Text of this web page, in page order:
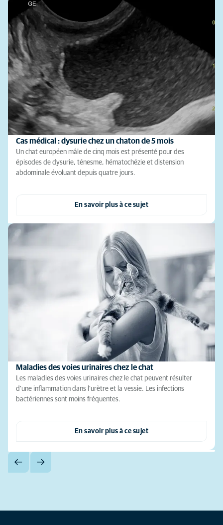
Cas médical : dysurie chez un chaton de 5 mois
Un chat européen mâle de cinq mois est présenté pour des
épisodes de dysurie, ténesme, hématochézie et distension
abdominale évoluant depuis quatre jours.
En savoir plus à ce sujet
Maladies des voies urinaires chez le chat
Les maladies des voies urinaires chez le chat peuvent résulter
d’une inflammation dans l’urètre et la vessie. Les infections
bactériennes sont moins fréquentes.
En savoir plus à ce sujet